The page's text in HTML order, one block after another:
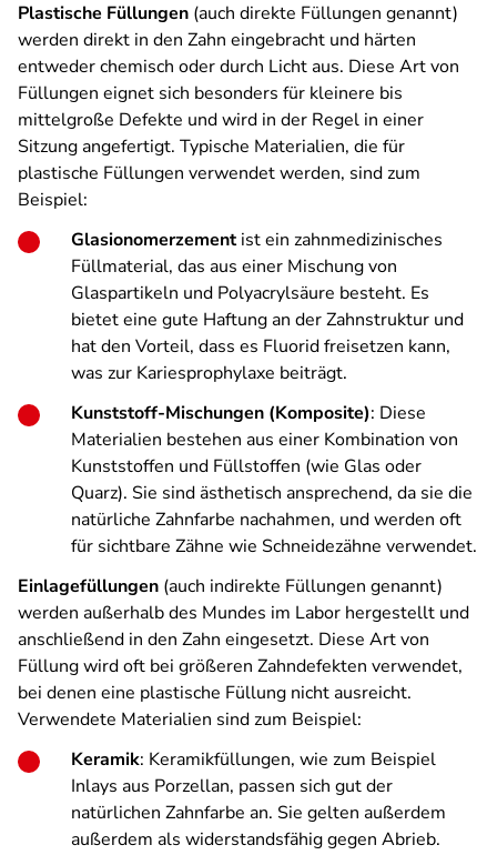
Plastische Füllungen (auch direkte Füllungen genannt)
werden direkt in den Zahn eingebracht und härten
entweder chemisch oder durch Licht aus. Diese Art von
Füllungen eignet sich besonders für kleinere bis
mittelgroße Defekte und wird in der Regel in einer
Sitzung angefertigt. Typische Materialien, die für
plastische Füllungen verwendet werden, sind zum
Beispiel:
Glasionomerzementist ein zahnmedizinisches
Füllmaterial, das aus einer Mischung von
Glaspartikeln und Polyacrylsäure besteht. Es
bietet eine gute Haftung an der Zahnstruktur und
hat den Vorteil, dass es Fluorid freisetzen kann,
was zur Kariesprophylaxe beiträgt.
Kunststoff-Mischungen (Komposite): Diese
Materialien bestehen aus einer Kombination von
Kunststoffen und Füllstoffen (wie Glas oder
Quarz). Sie sind ästhetisch ansprechend, da sie die
natürliche Zahnfarbe nachahmen, und werden oft
für sichtbare Zähne wie Schneidezähne verwendet.
Einlagefüllungen (auch indirekte Füllungen genannt)
werden außerhalb des Mundes im Labor hergestellt und
anschließend in den Zahn eingesetzt. Diese Art von
Füllung wird oft bei größeren Zahndefekten verwendet,
bei denen eine plastische Füllung nicht ausreicht.
Verwendete Materialien sind zum Beispiel:
Keramik: Keramikfüllungen, wie zum Beispiel
Inlays aus Porzellan, passen sich gut der
natürlichen Zahnfarbe an. Sie gelten außerdem
außerdem als widerstandsfähig gegen Abrieb.